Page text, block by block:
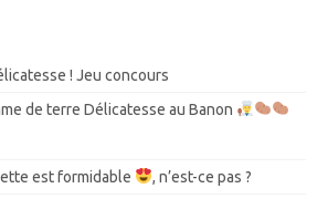
! Jeu concours
de terre Délicatesse au Banon
est formidable
, n’est-ce pas ?